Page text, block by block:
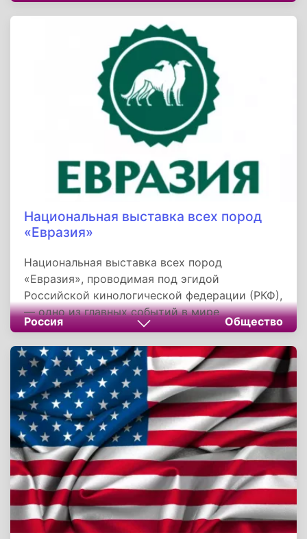
Совет Республики Крым. Столица - город
Симферополь. Полуостров омывают Черное и
Азовское море, на востоке имеет морскую
границу с Краснодарским краем, на севере
граничит c Херсонской областью Украины.
Национальная выставка всех пород
«Евразия»
Национальная выставка всех пород
«Евразия», проводимая под эгидой
Российской кинологической федерации (РКФ),
— одно из главных событий в мире
отечественного собаководства. Это
масштабное мероприятие объединяет
профессионалов и любителей, демонстрируя
достижения в разведении, воспитании и
презентации собак.
Россия Общество